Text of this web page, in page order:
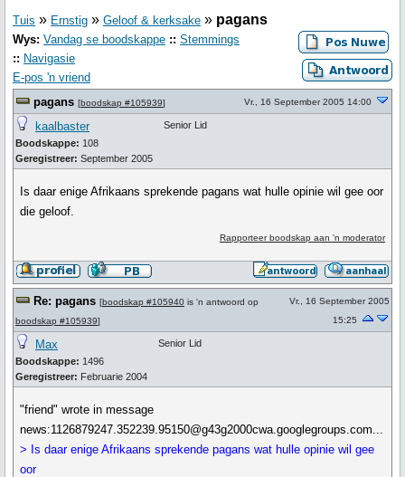
Tuis » Ernstig » Geloof & kerksake » pagans
Wys: Vandag se boodskappe :: Stemmings
:: Navigasie
E-pos 'n vriend
pagans [boodskap #105939] Vr., 16 September 2005 14:00
kaalbaster
Boodskappe: 108
Geregistreer: September 2005
Senior Lid
Is daar enige Afrikaans sprekende pagans wat hulle opinie wil gee oor
die geloof.
Rapporteer boodskap aan 'n moderator
Re: pagans [boodskap #105940 is 'n antwoord op
boodskap #105939]
Vr., 16 September 2005
15:25
Max
Boodskappe: 1496
Geregistreer: Februarie 2004
Senior Lid
"friend" wrote in message
news:1126879247.352239.95150@g43g2000cwa.googlegroups.com...
> Is daar enige Afrikaans sprekende pagans wat hulle opinie wil gee
oor